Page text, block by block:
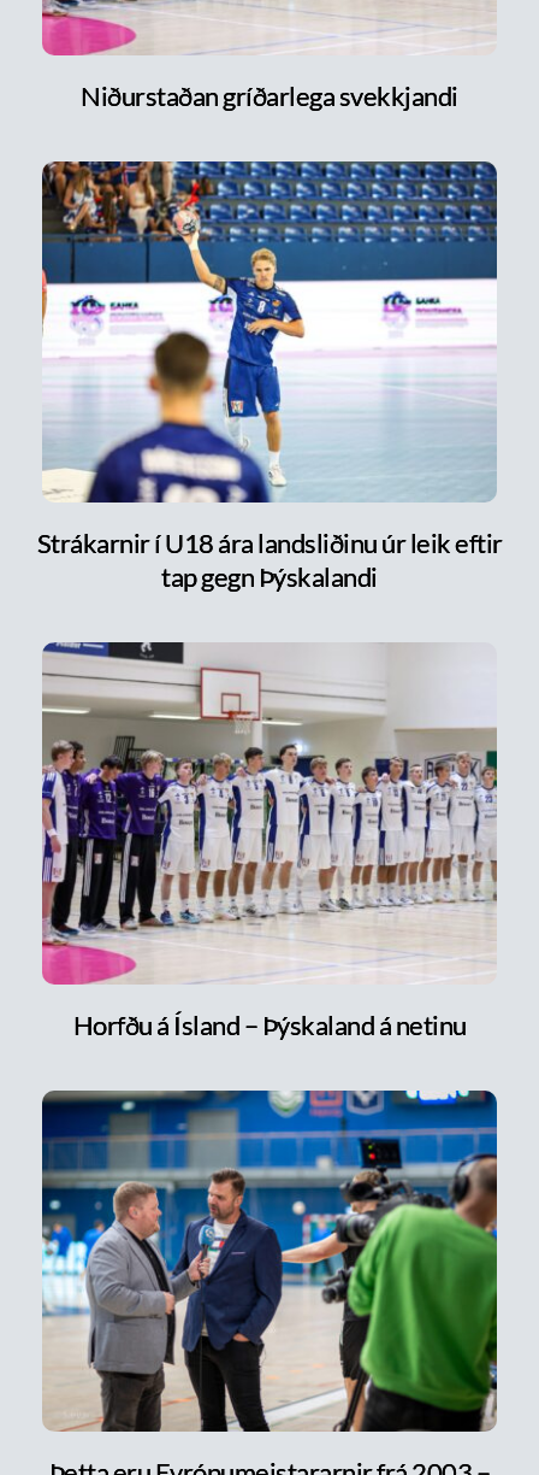
Niðurstaðan gríðarlega svekkjandi
Strákarnir í U18 ára landsliðinu úr leik eftir
tap gegn Þýskalandi
Horfðu á Ísland – Þýskaland á netinu